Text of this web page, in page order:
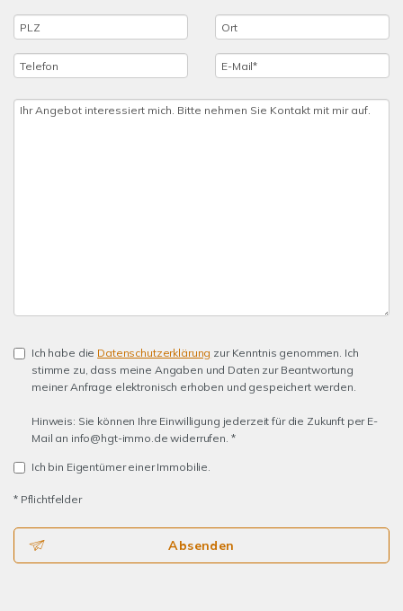
Ich habe die Datenschutzerklärung zur Kenntnis genommen. Ich
stimme zu, dass meine Angaben und Daten zur Beantwortung
meiner Anfrage elektronisch erhoben und gespeichert werden.
Hinweis: Sie können Ihre Einwilligung jederzeit für die Zukunft per E-
Mail an info@hgt-immo.de widerrufen. *
Ich bin Eigentümer einer Immobilie.
* Pflichtfelder
Absenden